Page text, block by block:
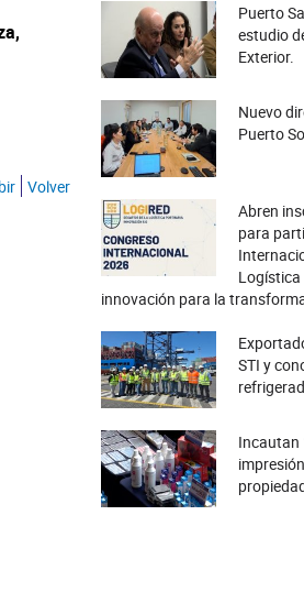
Volver
Puerto
estudio
Exterior.
Nuevo
Puerto
Abren
para
innovación para la
STI y
Incautan